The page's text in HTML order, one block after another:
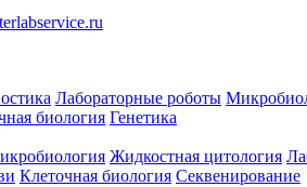
Лабораторные роботы
биология Генетика
Жидкостная цитология
Клеточная биология Секвенирование